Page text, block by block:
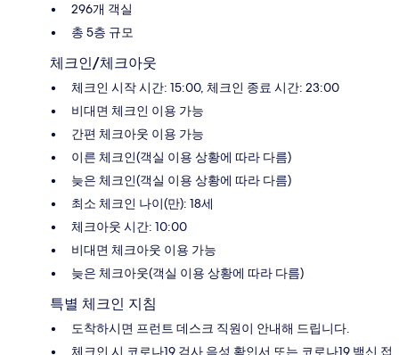
296개 객실
총 5층 규모
체크인/체크아웃
체크인 시작 시간: 15:00, 체크인 종료 시간: 23:00
비대면 체크인 이용 가능
간편 체크아웃 이용 가능
이른 체크인(객실 이용 상황에 따라 다름)
늦은 체크인(객실 이용 상황에 따라 다름)
최소 체크인 나이(만): 18세
체크아웃 시간: 10:00
비대면 체크아웃 이용 가능
늦은 체크아웃(객실 이용 상황에 따라 다름)
특별 체크인 지침
도착하시면 프런트 데스크 직원이 안내해 드립니다.
체크인 시 코로나19 검사 음성 확인서 또는 코로나19 백신 접